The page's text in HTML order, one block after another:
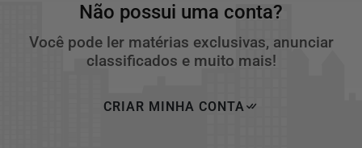
Não possui uma conta?
Você pode ler matérias exclusivas, anunciar
classificados e muito mais!
CRIAR MINHA CONTA